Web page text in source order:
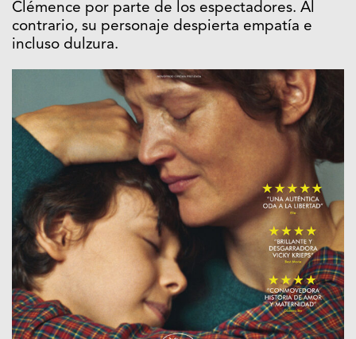
Clémence por parte de los espectadores. Al
contrario, su personaje despierta empatía e
incluso dulzura.